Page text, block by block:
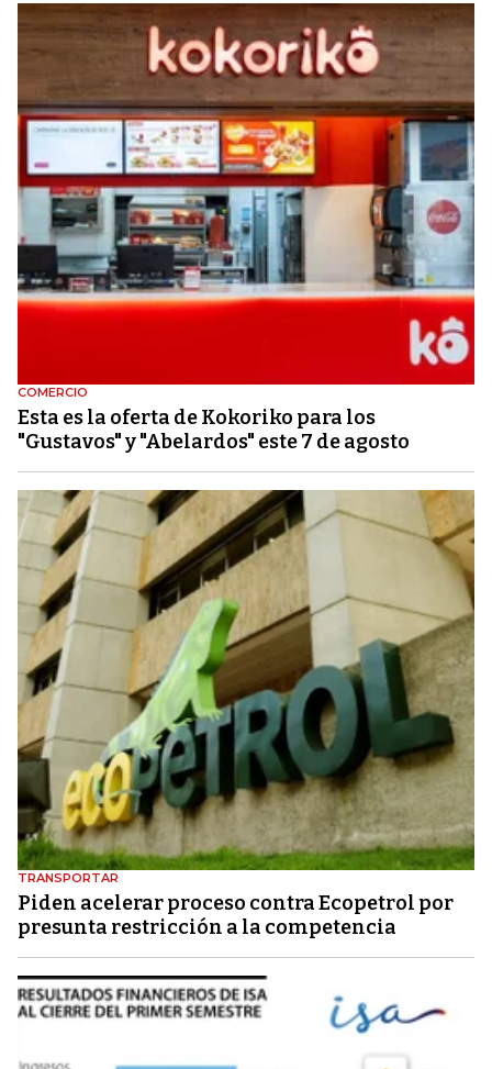
COMERCIO
Esta es la oferta de Kokoriko para los
"Gustavos" y "Abelardos" este 7 de agosto
TRANSPORTAR
Piden acelerar proceso contra Ecopetrol por
presunta restricción a la competencia